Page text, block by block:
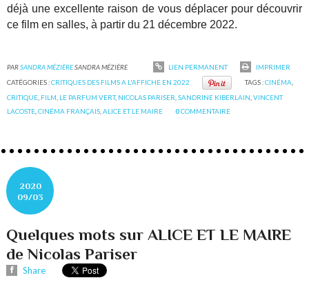
déjà une excellente raison de vous déplacer pour découvrir
ce film en salles, à partir du 21 décembre 2022.
PARSANDRA MÉZIÈRESANDRA MÉZIÈRE LIEN PERMANENT
IMPRIMER
CATÉGORIES :CRITIQUES DES FILMS A L'AFFICHE EN 2022 TAGS :CINÉMA
CRITIQUE FILM LE PARFUM VERT, NICOLAS PARISER ,SANDRINE KIBERLAIN ,VINCENT
LACOSTE ,CINÉMA FRANÇAIS ,ALICE ET LE MAIRE 0COMMENTAIRE
2020
09/03
Quelques mots sur ALICE ET LE MAIRE
de Nicolas Pariser
Share